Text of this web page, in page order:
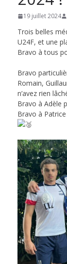
de
de
Pessac
19 juillet 2024
Trois belles
U24F, et une
Bravo à tous
Bravo
Romain,
n’avez rien
Bravo à Adèle
Bravo à Patrice